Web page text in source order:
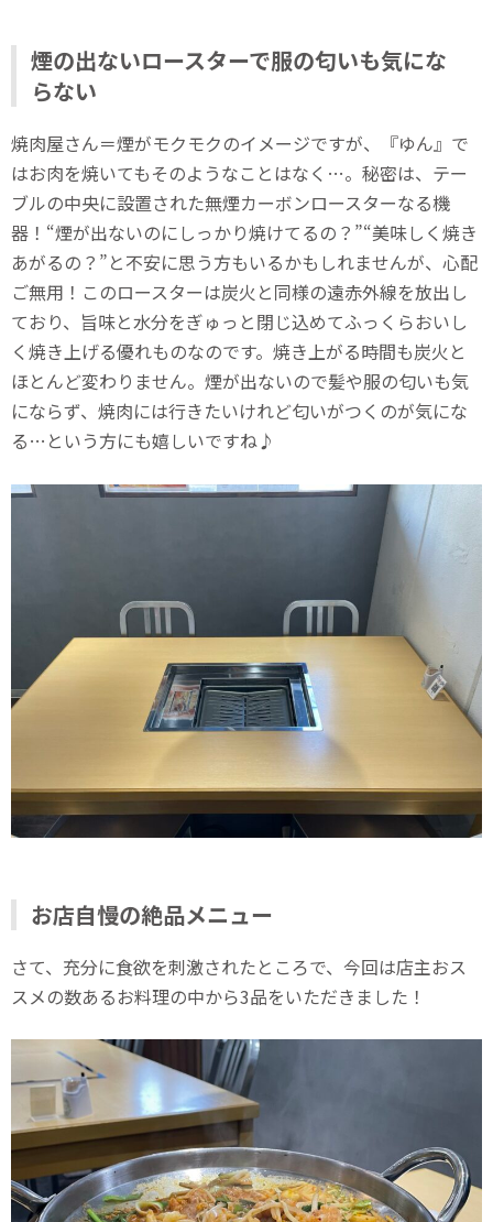
煙の出ないロースターで服の匂いも気にな
らない
焼肉屋さん＝煙がモクモクのイメージですが、『ゆん』で
はお肉を焼いてもそのようなことはなく…。秘密は、テー
ブルの中央に設置された無煙カーボンロースターなる機
器！“煙が出ないのにしっかり焼けてるの？”“美味しく焼き
あがるの？”と不安に思う方もいるかもしれませんが、心配
ご無用！このロースターは炭火と同様の遠赤外線を放出し
ており、旨味と水分をぎゅっと閉じ込めてふっくらおいし
く焼き上げる優れものなのです。焼き上がる時間も炭火と
ほとんど変わりません。煙が出ないので髪や服の匂いも気
にならず、焼肉には行きたいけれど匂いがつくのが気にな
る…という方にも嬉しいですね♪
お店自慢の絶品メニュー
さて、充分に食欲を刺激されたところで、今回は店主おス
スメの数あるお料理の中から3品をいただきました！